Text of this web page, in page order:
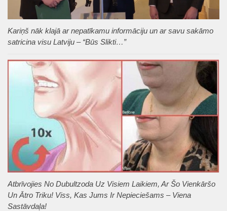
Kariņš nāk klajā ar nepatīkamu informāciju un ar savu sakāmo
satricina visu Latviju – “Būs Slikti…”
Atbrīvojies No Dubultzoda Uz Visiem Laikiem, Ar Šo Vienkāršo
Un Ātro Triku! Viss, Kas Jums Ir Nepieciešams – Viena
Sastāvdaļa!